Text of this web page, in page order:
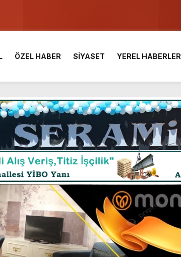
Aileleriyle Bir Araya Geldi.
hayırlı olsun ziyareti.
Buluştu.
Getirdi.
Dağdelen tarafından yaşatılıyor.
büyük gücüdür.”
yerinde inceledi.
ÖZEL HABER SİYASET YEREL HABERLER